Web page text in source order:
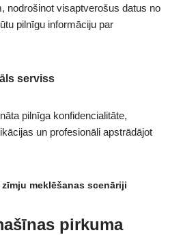
nodrošinot visaptverošus datus no
pilnīgu informāciju par
serviss
pilnīga konfidencialitāte,
un profesionāli apstrādājot
meklēšanas scenāriji
pirkuma